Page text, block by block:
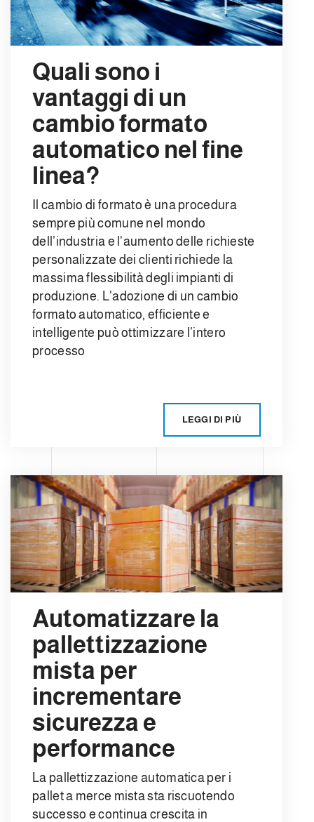
Quali sono i
vantaggi di un
cambio formato
automatico nel fine
linea?
Il cambio di formato è una procedura
sempre più comune nel mondo
dell’industria e l'aumento delle richieste
personalizzate dei clienti richiede la
massima flessibilità degli impianti di
produzione. L'adozione di un cambio
formato automatico, efficiente e
intelligente può ottimizzare l’intero
processo
LEGGI DI PIÙ
Automatizzare la
pallettizzazione
mista per
incrementare
sicurezza e
performance
La pallettizzazione automatica per i
pallet a merce mista sta riscuotendo
successo e continua crescita in